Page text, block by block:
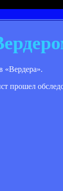
«Вердера».
прошел